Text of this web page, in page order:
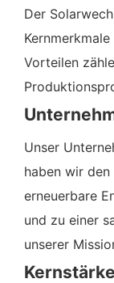
Der
Vorteilen
Unser
haben wir
erneuerbare
und zu einer
unserer